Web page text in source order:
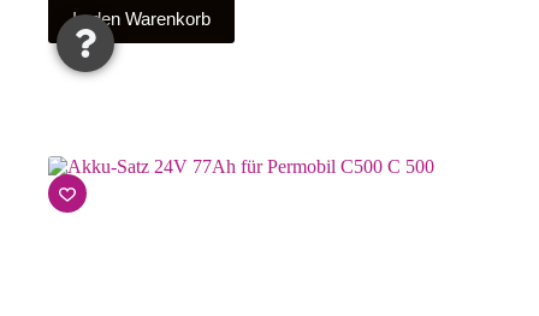
In den Warenkorb